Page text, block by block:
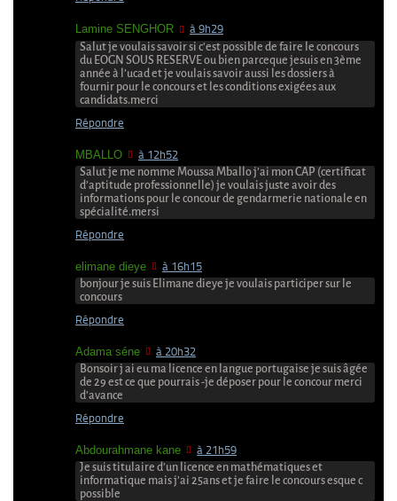
Lamine SENGHOR à 9h29
Salut je voulais savoir si c’est possible de faire le concours
du EOGN SOUS RESERVE ou bien parceque jesuis en 3ème
année à l’ucad et je voulais savoir aussi les dossiers à
fournir pour le concours et les conditions exigées aux
candidats.merci
Répondre
MBALLO à 12h52
Salut je me nomme Moussa Mballo j’ai mon CAP (certificat
d’aptitude professionnelle) je voulais juste avoir des
informations pour le concour de gendarmerie nationale en
spécialité.mersi
Répondre
elimane dieye à 16h15
bonjour je suis Elimane dieye je voulais participer sur le
concours
Répondre
Adama séne à 20h32
Bonsoir j ai eu ma licence en langue portugaise je suis âgée
de 29 est ce que pourrais -je déposer pour le concour merci
d’avance
Répondre
Abdourahmane kane à 21h59
Je suis titulaire d’un licence en mathématiques et
informatique mais j’ai 25ans et je faire le concours esque c
possible